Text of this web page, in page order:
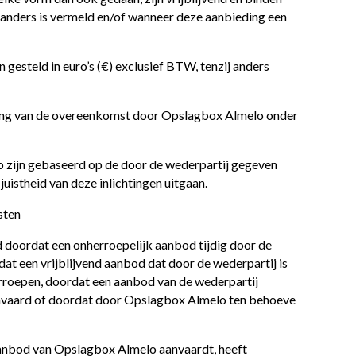
is vermeld en/of wanneer deze aanbieding een
in euro’s (€) exclusief BTW, tenzij anders
van de overeenkomst door Opslagbox Almelo onder
gebaseerd op de door de wederpartij gegeven
van deze inlichtingen uitgaan.
een onherroepelijk aanbod tijdig door de
een vrijblijvend aanbod dat door de wederpartij is
doordat een aanbod van de wederpartij
of doordat door Opslagbox Almelo ten behoeve
van Opslagbox Almelo aanvaardt, heeft